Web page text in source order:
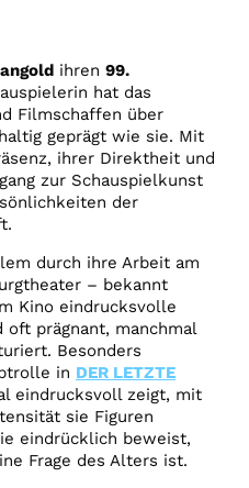
ihren 99.
hat das
Filmschaffen über
geprägt wie sie. Mit
ihrer Direktheit und
zur Schauspielkunst
der
durch ihre Arbeit am
– bekannt
Kino eindrucksvolle
prägnant, manchmal
Besonders
in DER LETZTE
eindrucksvoll zeigt, mit
sie Figuren
eindrücklich beweist,
Frage des Alters ist.